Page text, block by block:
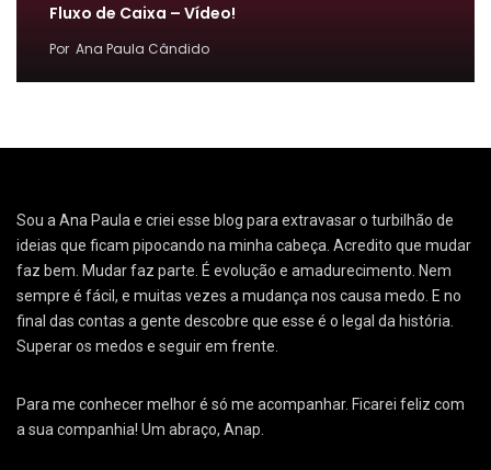
Fluxo de Caixa – Vídeo!
Por Ana Paula Cândido
Sou a Ana Paula e criei esse blog para extravasar o turbilhão de
ideias que ficam pipocando na minha cabeça. Acredito que mudar
faz bem. Mudar faz parte. É evolução e amadurecimento. Nem
sempre é fácil, e muitas vezes a mudança nos causa medo. E no
final das contas a gente descobre que esse é o legal da história.
Superar os medos e seguir em frente.
Para me conhecer melhor é só me acompanhar. Ficarei feliz com
a sua companhia! Um abraço, Anap.